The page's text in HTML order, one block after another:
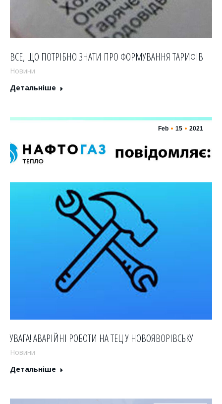
ВСЕ, ЩО ПОТРІБНО ЗНАТИ ПРО ФОРМУВАННЯ ТАРИФІВ
Новини
Детальніше
Feb 15 2021
УВАГА! АВАРІЙНІ РОБОТИ НА ТЕЦ У НОВОЯВОРІВСЬКУ!
Новини
Детальніше